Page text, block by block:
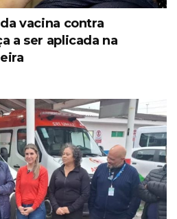
vacina contra
a ser aplicada na